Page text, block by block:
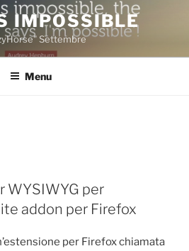
IMPOSSIBLE
Settembre
Menu
WYSIWYG per
addon per Firefox
per Firefox chiamata